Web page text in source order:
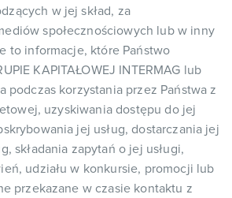
w jej skład, za
społecznościowych lub w inny
to informacje, które Państwo
KAPITAŁOWEJ INTERMAG lub
podczas korzystania przez Państwa z
uzyskiwania dostępu do jej
jej usług, dostarczania jej
składania zapytań o jej usługi,
udziału w konkursie, promocji lub
przekazane w czasie kontaktu z